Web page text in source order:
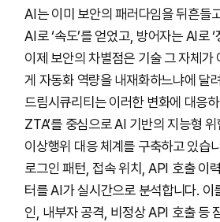
AI는 이미 보안의 패러다임을 뒤흔들
AI로 ‘속도’를 얻었고, 방어자는 AI로
이제 보안의 차별점은 기술 그 자체가
게 자동화 역량을 내재화하느냐에 달
드림시큐리티는 이러한 변화에 대응
ZTA’를 중심으로 AI 기반의 지능형
이상행위 대응 체계를 구축하고 있
로그인 패턴, 접속 위치, API 호출 이
터를 AI가 실시간으로 분석합니다. 이
인, 내부자 공격, 비정상 API 호출 등